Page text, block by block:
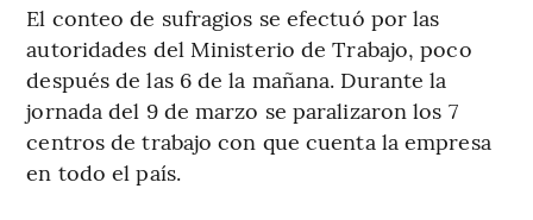
El conteo de sufragios se efectuó por las
autoridades del Ministerio de Trabajo, poco
después de las 6 de la mañana. Durante la
jornada del 9 de marzo se paralizaron los 7
centros de trabajo con que cuenta la empresa
en todo el país.